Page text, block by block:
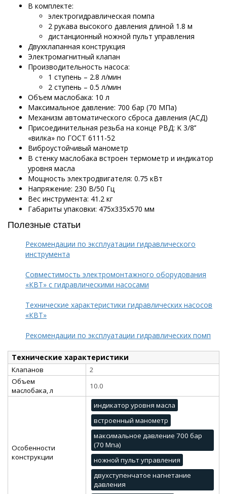
В комплекте:
электрогидравлическая помпа
2 рукава высокого давления длиной 1.8 м
дистанционный ножной пульт управления
Двухклапанная конструкция
Электромагнитный клапан
Производительность насоса:
1 ступень – 2.8 л/мин
2 ступень – 0.5 л/мин
Объем маслобака: 10 л
Максимальное давление: 700 бар (70 МПа)
Механизм автоматического сброса давления (АСД)
Присоединительная резьба на конце РВД: K 3/8’’
«вилка» по ГОСТ 6111-52
Виброустойчивый манометр
В стенку маслобака встроен термометр и индикатор
уровня масла
Мощность электродвигателя: 0.75 кВт
Напряжение: 230 В/50 Гц
Вес инструмента: 41.2 кг
Габариты упаковки: 475х335х570 мм
Полезные статьи
Рекомендации по эксплуатации гидравлического
инструмента
Совместимость электромонтажного оборудования
«КВТ» с гидравлическими насосами
Технические характеристики гидравлических насосов
«КВТ»
Рекомендации по эксплуатации гидравлических помп
Технические характеристики
Клапанов
2
Объем
маслобака, л
10.0
Особенности
конструкции
индикатор уровня масла
встроенный манометр
максимальное давление 700 бар
(70 Мпа)
ножной пульт управления
двухступенчатое нагнетание
давления